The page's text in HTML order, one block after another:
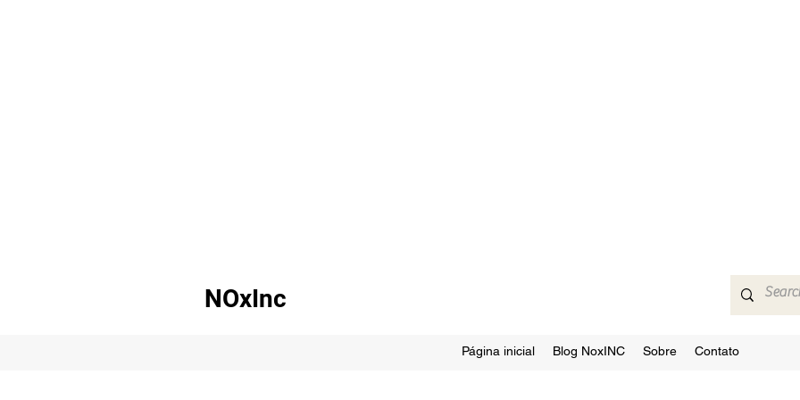
NOxInc
Página inicial Blog NoxINC Sobre Contato